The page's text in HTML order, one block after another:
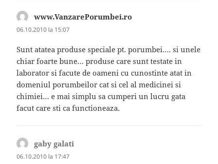
www.VanzarePorumbei.ro
06.10.2010 la 15:07
Sunt atatea produse speciale pt. porumbei…. si unele
chiar foarte bune… produse care sunt testate in
laborator si facute de oameni cu cunostinte atat in
domeniul porumbeilor cat si cel al medicinei si
chimiei… e mai simplu sa cumperi un lucru gata
facut care sti ca functioneaza.
gaby galati
06.10.2010 la 17:47